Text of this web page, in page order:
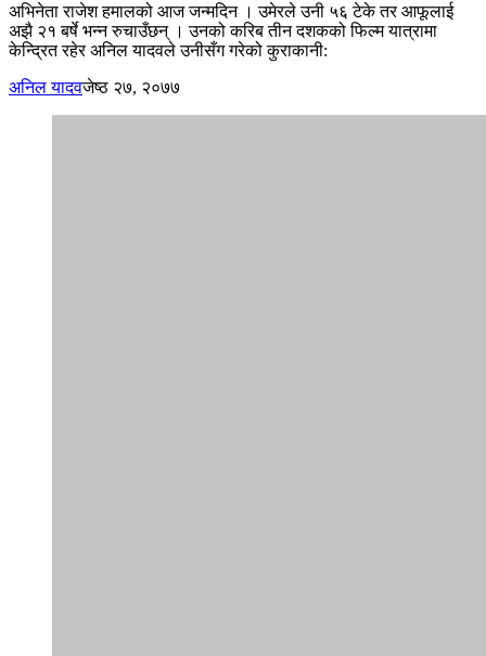
अभिनेता राजेश हमालको आज जन्मदिन । उमेरले उनी ५६ टेके तर आफूलाई
अझै २१ बर्षे भन्न रुचाउँछन् । उनको करिब तीन दशकको फिल्म यात्रामा
केन्द्रित रहेर अनिल यादवले उनीसँग गरेको कुराकानी:
अनिल यादवजेष्ठ २७, २०७७